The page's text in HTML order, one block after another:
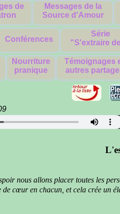
de
Messages de la
Source d'Amour
Conférences
Série
"S'extraire
Nourriture
pranique
Témoignages
autres
audio en format mp3 cliquez
nous allons placer toutes les
de cœuren chacun, et cela crée un